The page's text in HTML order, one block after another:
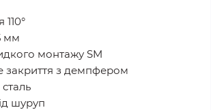
110°
мм
монтажу SM
закриття з демпфером
шуруп